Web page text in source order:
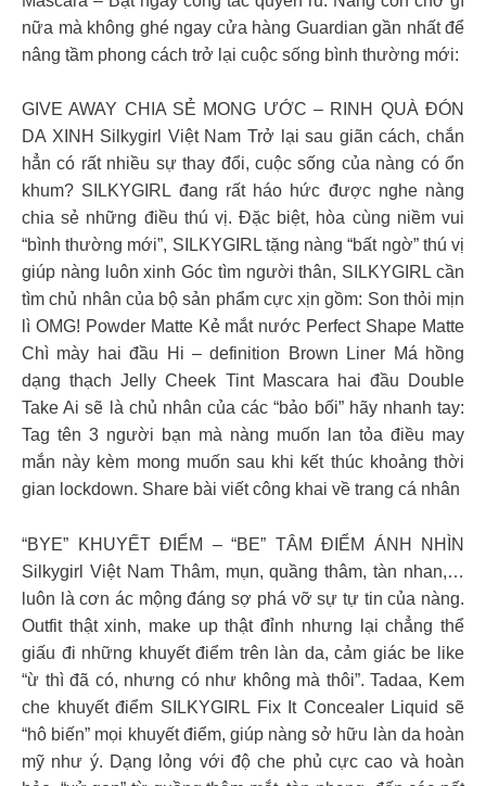
nữa mà không ghé ngay cửa hàng Guardian gần nhất để
nâng tầm phong cách trở lại cuộc sống bình thường mới:
GIVE AWAY CHIA SẺ MONG ƯỚC – RINH QUÀ ĐÓN
DA XINH Silkygirl Việt Nam Trở lại sau giãn cách, chắn
hẳn có rất nhiều sự thay đổi, cuộc sống của nàng có ổn
khum? SILKYGIRL đang rất háo hức được nghe nàng
chia sẻ những điều thú vị. Đặc biệt, hòa cùng niềm vui
“bình thường mới”, SILKYGIRL tặng nàng “bất ngờ” thú vị
giúp nàng luôn xinh Góc tìm người thân, SILKYGIRL cần
tìm chủ nhân của bộ sản phẩm cực xịn gồm: Son thỏi mịn
lì OMG! Powder Matte Kẻ mắt nước Perfect Shape Matte
Chì mày hai đầu Hi – definition Brown Liner Má hồng
dạng thạch Jelly Cheek Tint Mascara hai đầu Double
Take Ai sẽ là chủ nhân của các “bảo bối” hãy nhanh tay:
Tag tên 3 người bạn mà nàng muốn lan tỏa điều may
mắn này kèm mong muốn sau khi kết thúc khoảng thời
gian lockdown. Share bài viết công khai về trang cá nhân
“BYE” KHUYẾT ĐIỂM – “BE” TÂM ĐIỂM ÁNH NHÌN
Silkygirl Việt Nam Thâm, mụn, quầng thâm, tàn nhan,…
luôn là cơn ác mộng đáng sợ phá vỡ sự tự tin của nàng.
Outfit thật xinh, make up thật đỉnh nhưng lại chẳng thể
giấu đi những khuyết điểm trên làn da, cảm giác be like
“ừ thì đã có, nhưng có như không mà thôi”. Tadaa, Kem
che khuyết điểm SILKYGIRL Fix It Concealer Liquid sẽ
“hô biến” mọi khuyết điểm, giúp nàng sở hữu làn da hoàn
mỹ như ý. Dạng lỏng với độ che phủ cực cao và hoàn